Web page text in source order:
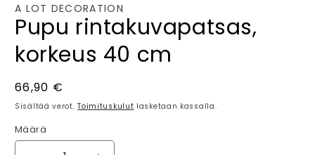
1
ikkunassa
A LOT DECORATION
Pupu rintakuvapatsas,
korkeus 40 cm
Normaalihinta
66,90 €
Sisältää verot.Toimituskulut lasketaan kassalla.
Määrä
Määrä